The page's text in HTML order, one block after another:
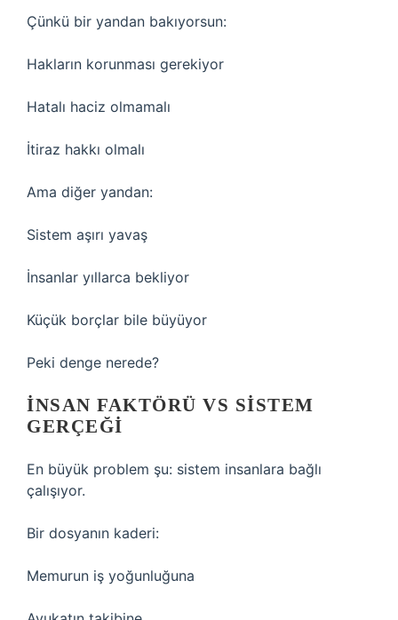
Çünkü bir yandan bakıyorsun:
Hakların korunması gerekiyor
Hatalı haciz olmamalı
İtiraz hakkı olmalı
Ama diğer yandan:
Sistem aşırı yavaş
İnsanlar yıllarca bekliyor
Küçük borçlar bile büyüyor
Peki denge nerede?
İNSAN FAKTÖRÜ VS SISTEM
GERÇEĞI
En büyük problem şu: sistem insanlara bağlı
çalışıyor.
Bir dosyanın kaderi:
Memurun iş yoğunluğuna